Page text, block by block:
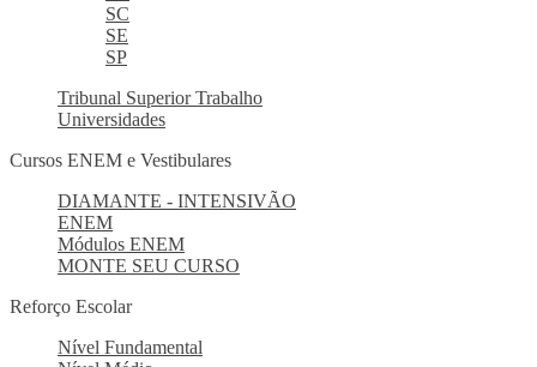
SC
SE
SP
Tribunal Superior Trabalho
Universidades
Cursos ENEM e Vestibulares
DIAMANTE - INTENSIVÃO
ENEM
Módulos ENEM
MONTE SEU CURSO
Reforço Escolar
Nível Fundamental